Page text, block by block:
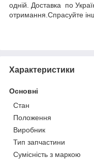
одній. Доставка по
отримання.Спрасуйте
Характеристики
Основні
Стан
Положення
Виробник
Тип запчастини
Сумісність з маркою